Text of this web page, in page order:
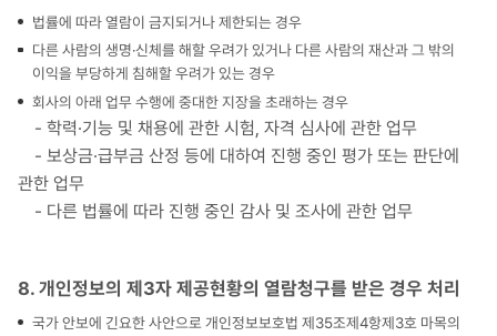
법률에 따라 열람이 금지되거나 제한되는 경우
다른 사람의 생명·신체를 해할 우려가 있거나 다른 사람의 재산과 그 밖의
이익을 부당하게 침해할 우려가 있는 경우
회사의 아래 업무 수행에 중대한 지장을 초래하는 경우
- 학력·기능 및 채용에 관한 시험, 자격 심사에 관한 업무
- 보상금·급부금 산정 등에 대하여 진행 중인 평가 또는 판단에
관한 업무
- 다른 법률에 따라 진행 중인 감사 및 조사에 관한 업무
8. 개인정보의 제3자 제공현황의 열람청구를 받은 경우 처리
국가 안보에 긴요한 사안으로 개인정보보호법 제35조제4항제3호 마목의